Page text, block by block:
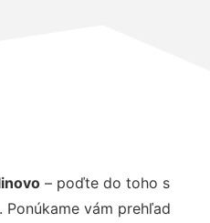
– poďte do toho s
Ponúkame vám prehľad